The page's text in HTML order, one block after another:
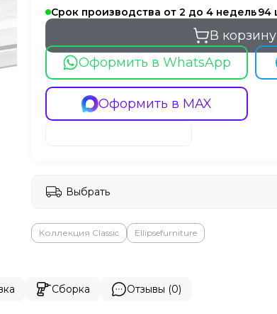
Срок производства от 2 до 4 недель94
В корзину
Оформить в WhatsApp
Оформить в MAX
Выбрать
Коллекция Classic Ellipsefurniture
Сборка Отзывы (0)